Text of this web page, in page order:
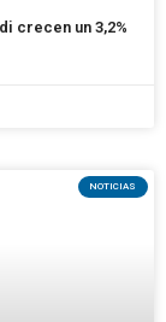
crecen un 3,2%
NOTICIAS